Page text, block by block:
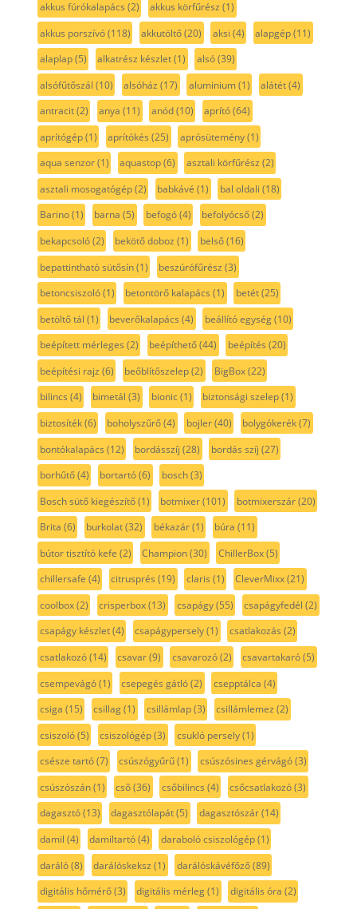
akkus fúrókalapács (2) akkus körfűrész (1)
akkus porszívó(118) akkutöltő(20) aksi (4) alapgép(11)
alaplap(5) alkatrész készlet(1) alsó(39)
alsófűtőszál (10) alsóház (17) aluminium(1) alátét(4)
antracit(2) anya (11) anód(10) aprító(64)
aprítógép(1) aprítókés (25) aprósütemény(1)
aqua senzor(1) aquastop(6) asztali körfűrész (2)
asztali mosogatógép(2) babkávé (1) bal oldali (18)
Barino(1) barna (5) befogó(4) befolyócső(2)
bekapcsoló(2) bekötő doboz (1) belső(16)
bepattintható sütősín(1) beszúrófűrész (3)
betoncsiszoló(1) betontörő kalapács (1) betét(25)
betöltő tál (1) beverőkalapács (4) beállító egység(10)
beépített mérleges (2) beépíthető(44) beépítés (20)
beépítési rajz (6) beőblítőszelep(2) BigBox(22)
bilincs (4) bimetál (3) bionic(1) biztonsági szelep(1)
biztosíték(6) boholyszűrő(4) bojler(40) bolygókerék(7)
bontókalapács (12) bordásszíj (28) bordás szíj (27)
borhűtő(4) bortartó(6) bosch(3)
Bosch sütő kiegészítő(1) botmixer(101) botmixerszár(20)
Brita (6) burkolat(32) békazár(1) búra (11)
bútor tisztító kefe (2) Champion(30) ChillerBox(5)
chillersafe (4) citrusprés (19) claris (1) CleverMixx(21)
coolbox(2) crisperbox(13) csapágy(55) csapágyfedél (2)
csapágy készlet(4) csapágypersely(1) csatlakozás (2)
csatlakozó(14) csavar(9) csavarozó(2) csavartakaró(5)
csempevágó(1) csepegés gátló(2) csepptálca (4)
csiga (15) csillag(1) csillámlap(3) csillámlemez (2)
csiszoló(5) csiszológép(3) csukló persely(1)
csésze tartó(7) csúszógyűrű(1) csúszósines gérvágó(3)
csúszószán(1) cső(36) csőbilincs (4) csőcsatlakozó(3)
dagasztó(13) dagasztólapát(5) dagasztószár(14)
damil (4) damiltartó(4) daraboló csiszológép(1)
daráló(8) darálóskeksz (1) darálóskávéfőző(89)
digitális hőmérő(3) digitális mérleg(1) digitális óra (2)